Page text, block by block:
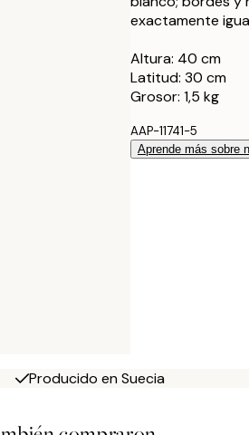
exactamente
Altura: 40 cm
Latitud: 30 cm
Grosor: 1,5 kg
AAP-11741-5
Aprende más sobre
Producido en Suecia